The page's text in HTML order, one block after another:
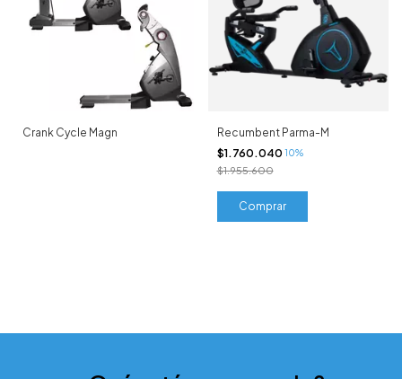
Crank Cycle Magn
Recumbent Parma-M
$1.760.040 10%
$1.955.600